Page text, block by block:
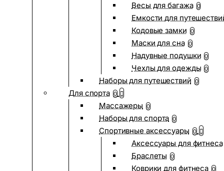
Весы для багажа 0
Емкости для
Кодовые замки 0
Маски для сна 0
Надувные подушки 0
Чехлы для одежды 0
Наборы для путешествий 0
Для спорта 0
Массажеры 0
Наборы для спорта 0
Спортивные аксессуары 0
Аксессуары для фитнеса
Браслеты 0
Коврики для фитнеса 0